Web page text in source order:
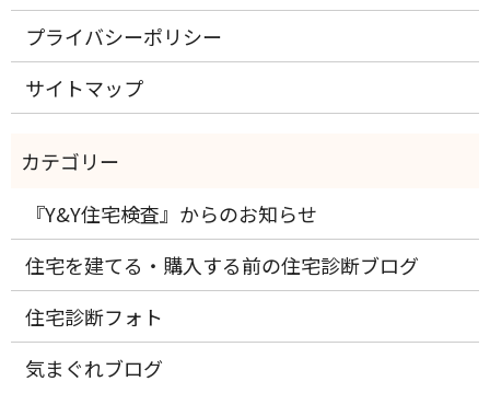
プライバシーポリシー
サイトマップ
『Y&Y住宅検査』からのお知らせ
住宅を建てる・購入する前の住宅診断ブログ
住宅診断フォト
気まぐれブログ